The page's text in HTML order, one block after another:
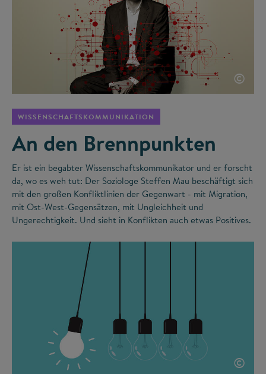
©
WISSENSCHAFTSKOMMUNIKATION
An den Brennpunkten
Er ist ein begabter Wissenschaftskommunikator und er forscht
da, wo es weh tut: Der Soziologe Steffen Mau beschäftigt sich
mit den großen Konfliktlinien der Gegenwart - mit Migration,
mit Ost-West-Gegensätzen, mit Ungleichheit und
Ungerechtigkeit. Und sieht in Konflikten auch etwas Positives.
©